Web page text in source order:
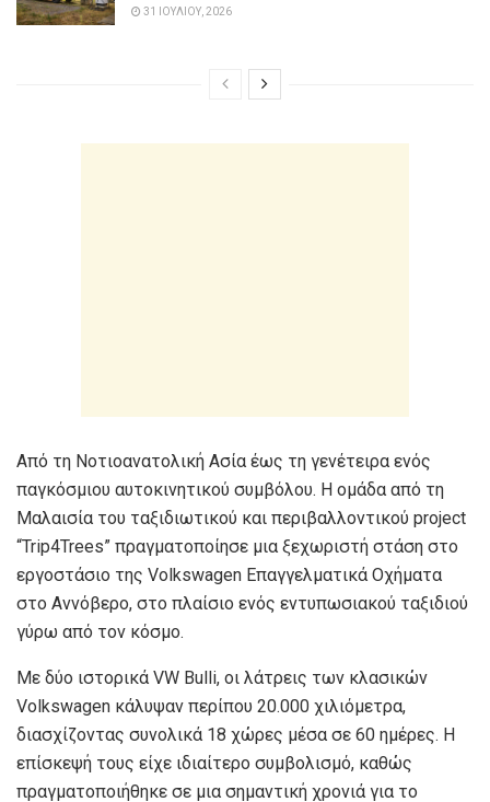
31 ΙΟΥΛΊΟΥ, 2026
Από τη Νοτιοανατολική Ασία έως τη γενέτειρα ενός
παγκόσμιου αυτοκινητικού συμβόλου. Η ομάδα από τη
Μαλαισία του ταξιδιωτικού και περιβαλλοντικού project
“Trip4Trees” πραγματοποίησε μια ξεχωριστή στάση στο
εργοστάσιο της Volkswagen Επαγγελματικά Οχήματα
στο Αννόβερο, στο πλαίσιο ενός εντυπωσιακού ταξιδιού
γύρω από τον κόσμο.
Με δύο ιστορικά VW Bulli, οι λάτρεις των κλασικών
Volkswagen κάλυψαν περίπου 20.000 χιλιόμετρα,
διασχίζοντας συνολικά 18 χώρες μέσα σε 60 ημέρες. Η
επίσκεψή τους είχε ιδιαίτερο συμβολισμό, καθώς
πραγματοποιήθηκε σε μια σημαντική χρονιά για το